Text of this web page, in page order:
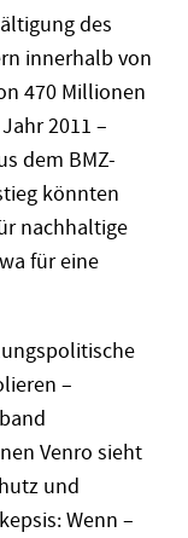
des
innerhalb von
470 Millionen
2011 –
dem BMZ-
könnten
nachhaltige
für eine
–
Venro sieht
und
Wenn –